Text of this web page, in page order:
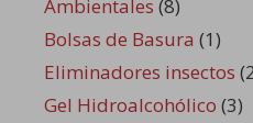
Ambientales (8)
Bolsas de Basura (1)
Eliminadores insectos
Gel Hidroalcohólico (3)